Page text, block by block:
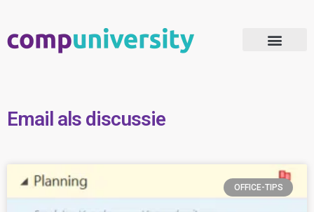
Email als discussie
OFFICE-TIPS